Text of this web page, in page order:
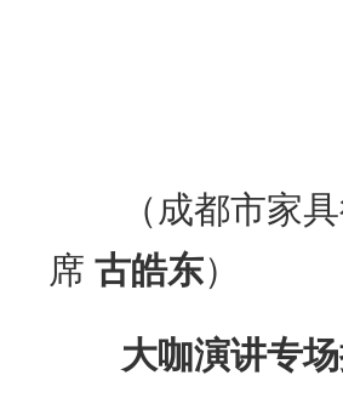
（成都市家具
席 古皓东）
大咖演讲专